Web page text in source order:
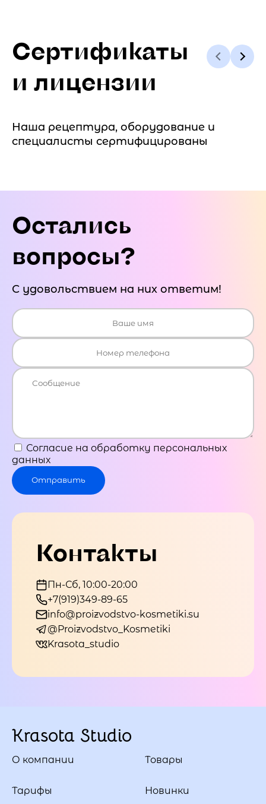
Сертификаты
и лицензии
Наша рецептура, оборудование и
специалисты сертифицированы
Остались
вопросы?
С удовольствием на них ответим!
Согласие на обработку персональных
данных
Отправить
Контакты
Пн-Сб, 10:00-20:00
+7(919)349-89-65
info@proizvodstvo-kosmetiki.su
@Proizvodstvo_Kosmetiki
Krasota_studio
Krasota Studio
О компании Товары
Тарифы Новинки